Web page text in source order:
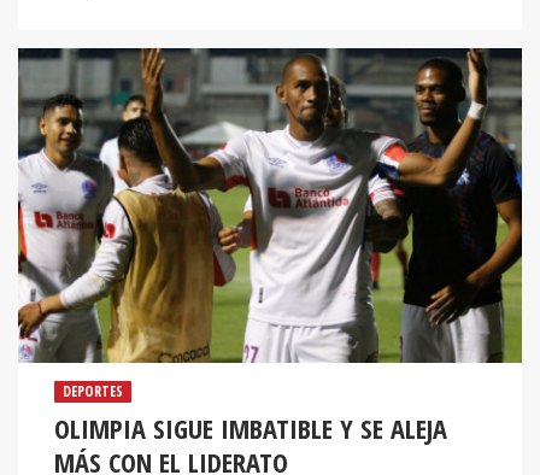
DEPORTES
OLIMPIA SIGUE IMBATIBLE Y SE ALEJA
MÁS CON EL LIDERATO